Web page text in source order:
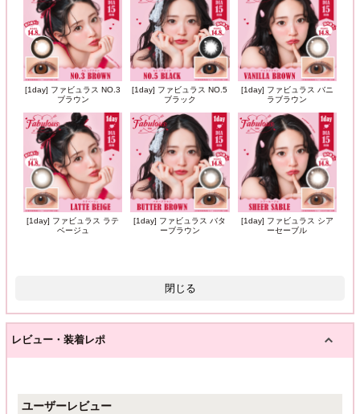
[1day] ファビュラス NO.3
ブラウン
[1day] ファビュラス NO.5
ブラック
[1day] ファビュラス バニ
ラブラウン
[1day] ファビュラス ラテ
ベージュ
[1day] ファビュラス バタ
ーブラウン
[1day] ファビュラス シア
ーセーブル
閉じる
レビュー・装着レポ
ユーザーレビュー